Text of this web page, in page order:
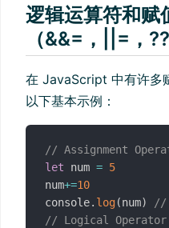
逻辑运算符和赋
（&&=，||=，
在 JavaScript 中有许多
以下基本示例：
// Assignment
let num = 5
num+=10
console. log(num)
//
// Logical Operator